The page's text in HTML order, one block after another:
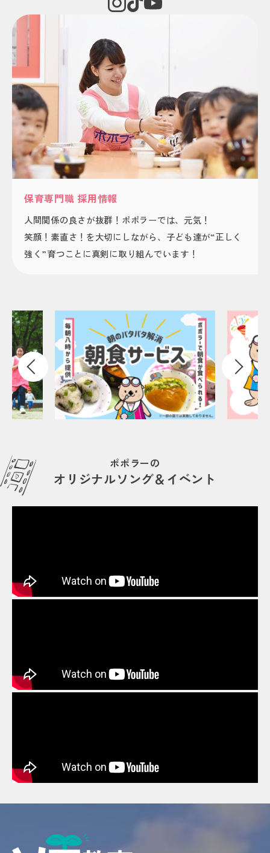
保育専門職 採用情報
人間関係の良さが抜群！ポポラーでは、元気！
笑顔！素直さ！を大切にしながら、子ども達が“正しく
強く”育つことに真剣に取り組んでいます！
ポポラーの
オリジナルソング＆イベント